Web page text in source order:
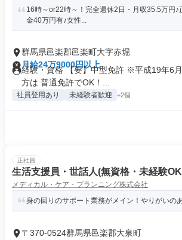
16時～or22時～！完全週休2日・月収35.5万円♪
金40万円有♪女性...
群馬県邑楽郡邑楽町大字赤堀
月給24万9000円以上
経験・資格 【要】中型免許 ※平成19年6
方は 普通免許でOK！...
社員登用あり 未経験者歓迎 +2個
正社員
生活支援員・世話人(無資格・未経験
メディカル・ケア・プランニング株式会社
身の回りのサポート業務がメイン！やりがいの
〒370-0524群馬県邑楽郡大泉町